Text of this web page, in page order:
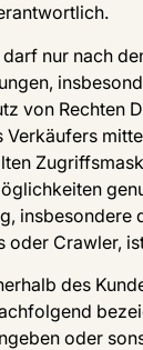
nur nach
von Rechten
Verkäufers
insbesondere
oder Crawler,
des
oder